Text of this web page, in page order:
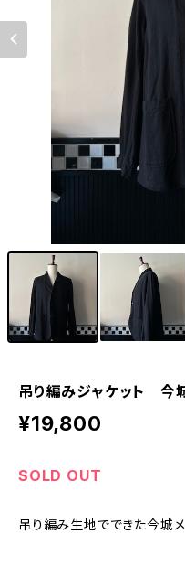
吊り編みジャケット
¥19,800
SOLD OUT
吊り編み生地でできた今城